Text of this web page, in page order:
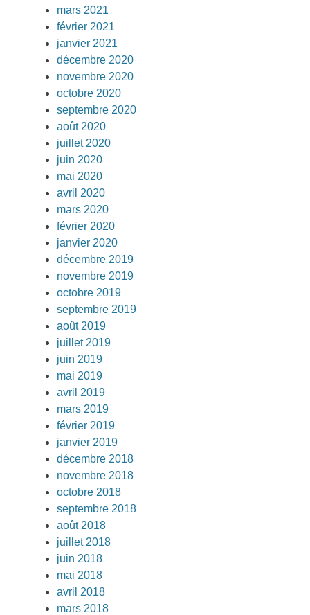
mars 2021
février 2021
janvier 2021
décembre 2020
novembre 2020
octobre 2020
septembre 2020
août 2020
juillet 2020
juin 2020
mai 2020
avril 2020
mars 2020
février 2020
janvier 2020
décembre 2019
novembre 2019
octobre 2019
septembre 2019
août 2019
juillet 2019
juin 2019
mai 2019
avril 2019
mars 2019
février 2019
janvier 2019
décembre 2018
novembre 2018
octobre 2018
septembre 2018
août 2018
juillet 2018
juin 2018
mai 2018
avril 2018
mars 2018